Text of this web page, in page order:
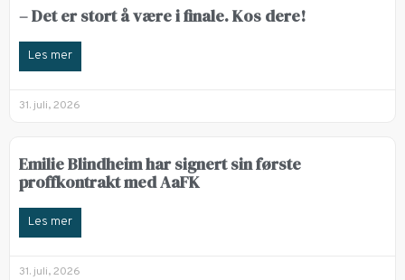
– Det er stort å være i finale. Kos dere!
Les mer
31. juli, 2026
Emilie Blindheim har signert sin første
proffkontrakt med AaFK
Les mer
31. juli, 2026